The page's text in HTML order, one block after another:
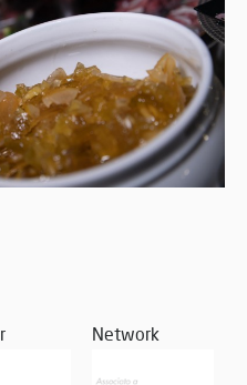
Network